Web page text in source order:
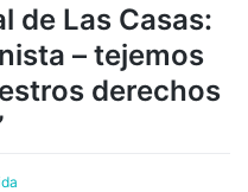
de Las Casas:
– tejemos
derechos